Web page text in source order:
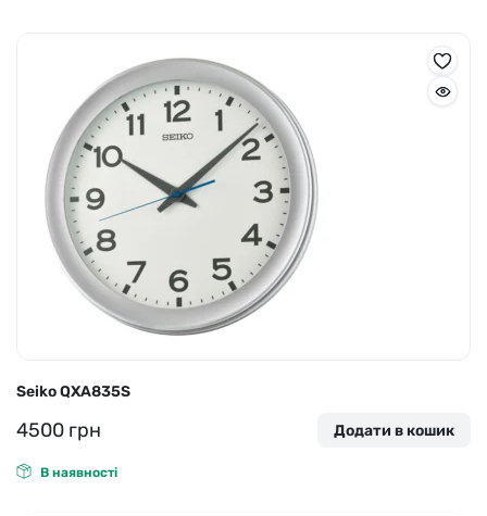
Seiko QXA835S
4500 грн Додати в кошик
В наявності